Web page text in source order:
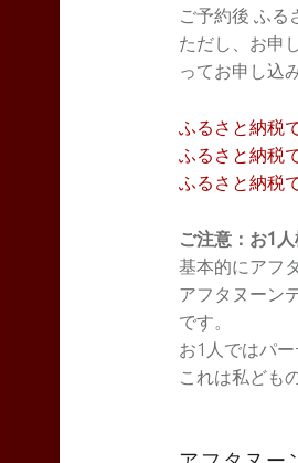
ご予約後 ふる
ただし、お申
ってお申し込
ふるさと納税
ふるさと納税
ふるさと納税
ご注意：お1
基本的にアフ
アフタヌーン
です。
お1人ではパ
これは私ども